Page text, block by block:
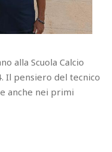
alla Scuola Calcio
Il pensiero del tecnico
anche nei primi